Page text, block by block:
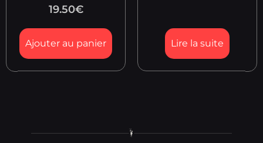
19.50€
Ajouter au panier Lire la suite